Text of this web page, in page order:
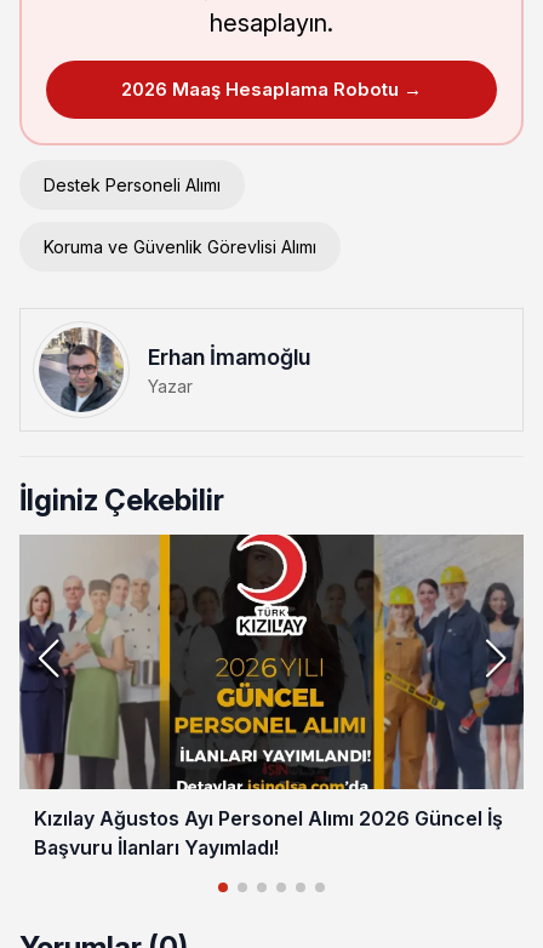
hesaplayın.
2026 Maaş Hesaplama Robotu →
Destek Personeli Alımı
Koruma ve Güvenlik Görevlisi Alımı
Erhan İmamoğlu
Yazar
İlginiz Çekebilir
Kızılay Ağustos Ayı Personel Alımı 2026 Güncel İş
Başvuru İlanları Yayımladı!